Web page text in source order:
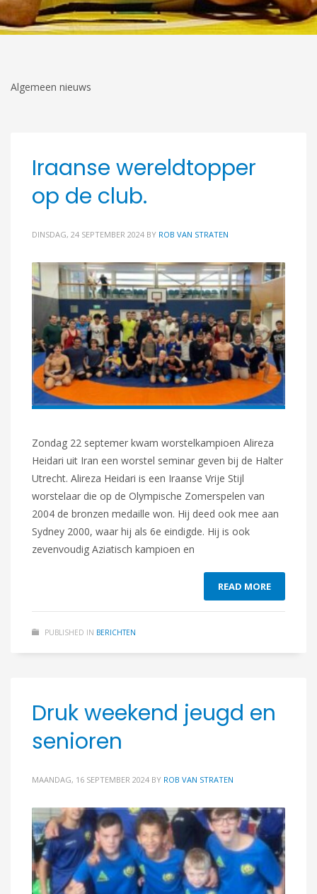
Algemeen nieuws
Iraanse wereldtopper
op de club.
DINSDAG, 24 SEPTEMBER 2024 BY ROB VAN STRATEN
Zondag 22 septemer kwam worstelkampioen Alireza
Heidari uit Iran een worstel seminar geven bij de Halter
Utrecht. Alireza Heidari is een Iraanse Vrije Stijl
worstelaar die op de Olympische Zomerspelen van
2004 de bronzen medaille won. Hij deed ook mee aan
Sydney 2000, waar hij als 6e eindigde. Hij is ook
zevenvoudig Aziatisch kampioen en
READ MORE
PUBLISHED IN BERICHTEN
Druk weekend jeugd en
senioren
MAANDAG, 16 SEPTEMBER 2024 BY ROB VAN STRATEN